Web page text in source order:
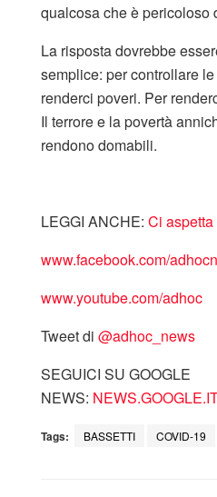
qualcosa che è pericoloso
La risposta dovrebbe
semplice: per controllare
renderci poveri. Per
Il terrore e la povertà
rendono domabili.
LEGGI ANCHE: Ci
www.facebook.com/
www.youtube.com/adhoc
Tweet di ‎@adhoc_news
SEGUICI SU GOOGLE
NEWS:
Tags: BASSETTI COVID-19